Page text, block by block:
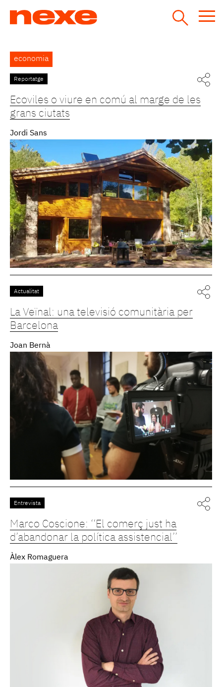
Back
to
top
economia
Reportatge
Ecoviles o viure en comú al marge de les
grans ciutats
Jordi Sans
Actualitat
La Veïnal: una televisió comunitària per
Barcelona
Joan Bernà
Entrevista
Marco Coscione: ‘‘El comerç just ha
d’abandonar la política assistencial’’
Àlex Romaguera
Pàgines